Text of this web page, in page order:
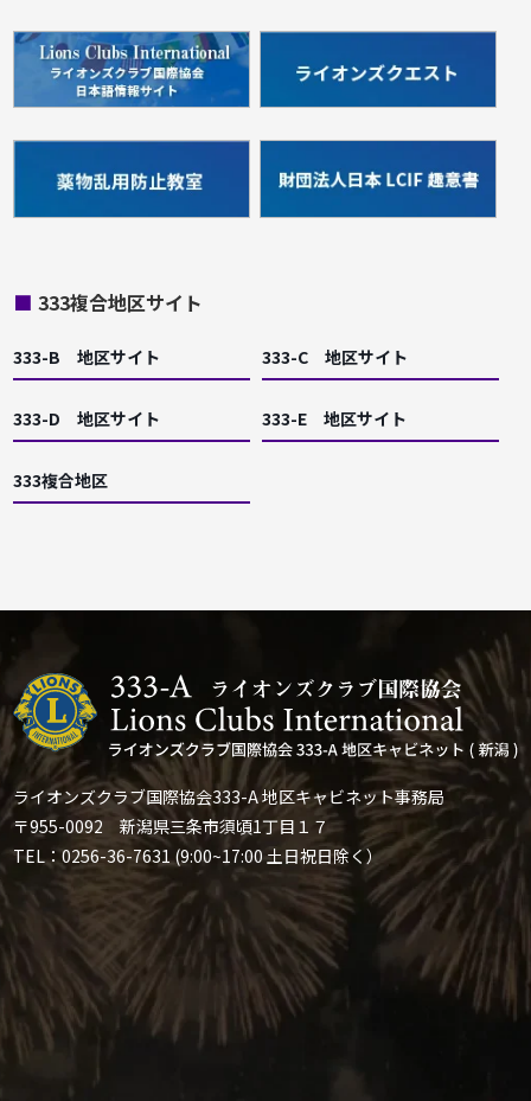
■ 333複合地区サイト
333-B 地区サイト 333-C 地区サイト
333-D 地区サイト 333-E 地区サイト
333複合地区
ライオンズクラブ国際協会333-A 地区キャビネット事務局
〒955-0092 新潟県三条市須頃1丁目１７
TEL：0256-36-7631 (9:00~17:00 土日祝日除く）